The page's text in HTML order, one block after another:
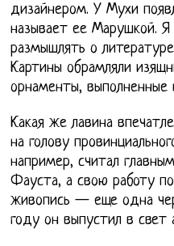
дизайнером. У Мухи
называет ее Марушкой. Я
размышлять о
Картины обрамляли
орнаменты, выполненные
Какая же лавина
на голову
например, считал
Фауста, а свою работу
живопись — еще одна
году он выпустил в свет